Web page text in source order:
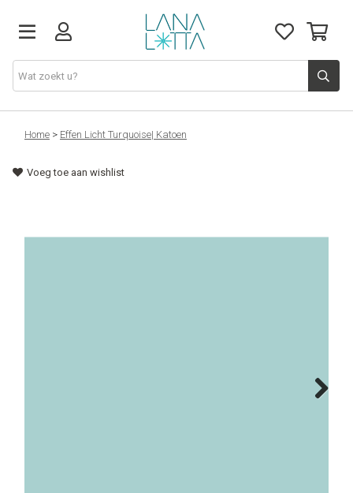
Stoffen
Fournituren
Home > Effen Licht Turquoise| Katoen
Voeg toe aan wishlist